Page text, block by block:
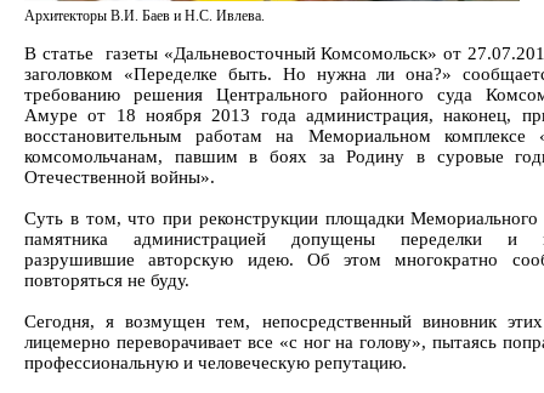
Архитекторы В.И. Баев и Н.С. Ивлева.
В статье газеты «Дальневосточный Комсомольск» от
заголовком «Переделке быть. Но нужна ли она?»
требованию решения Центрального районного суда
Амуре от 18 ноября 2013 года администрация, наконец,
восстановительным работам на Мемориальном комплексе
комсомольчанам, павшим в боях за Родину в суровые
Отечественной войны».
Суть в том, что при реконструкции площадки Мемориального
памятника администрацией допущены переделки и
разрушившие авторскую идею. Об этом многократно
повторяться не буду.
Сегодня, я возмущен тем, непосредственный виновник
лицемерно переворачивает все «с ног на голову», пытаясь
профессиональную и человеческую репутацию.